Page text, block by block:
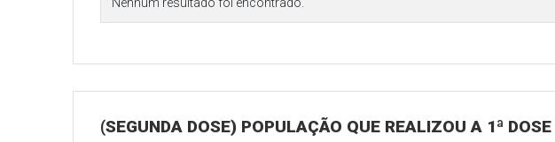
(SEGUNDA DOSE) POPULAÇÃO QUE REALIZOU A 1ª